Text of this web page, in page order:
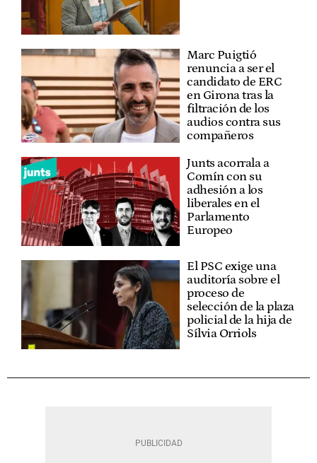
Marc Puigtió
renuncia a ser el
candidato de ERC
en Girona tras la
filtración de los
audios contra sus
compañeros
Junts acorrala a
Comín con su
adhesión a los
liberales en el
Parlamento
Europeo
El PSC exige una
auditoría sobre el
proceso de
selección de la plaza
policial de la hija de
Sílvia Orriols